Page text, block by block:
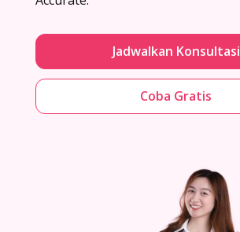
Jadwalkan Konsultasi
Coba Gratis